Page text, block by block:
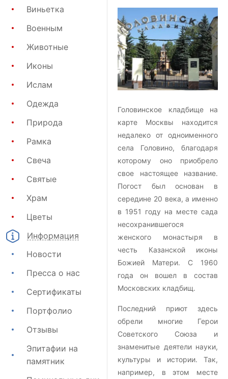
Виньетка
Военным
Животные
Иконы
Ислам
Одежда
Природа
Рамка
Свеча
Святые
Храм
Цветы
Информация
Новости
Пресса о нас
Сертификаты
Портфолио
Отзывы
Эпитафии на
памятник
Головинское кладбище на
карте Москвы находится
недалеко от одноименного
села Головино, благодаря
которому оно приобрело
свое настоящее название.
Погост был основан в
середине 20 века, а именно
в 1951 году на месте сада
несохранившегося
женского монастыря в
честь Казанской иконы
Божией Матери. С 1960
года он вошел в состав
Московских кладбищ.
Последний приют здесь
обрели многие Герои
Советского Союза и
знаменитые деятели науки,
культуры и истории. Так,
например, в этом месте